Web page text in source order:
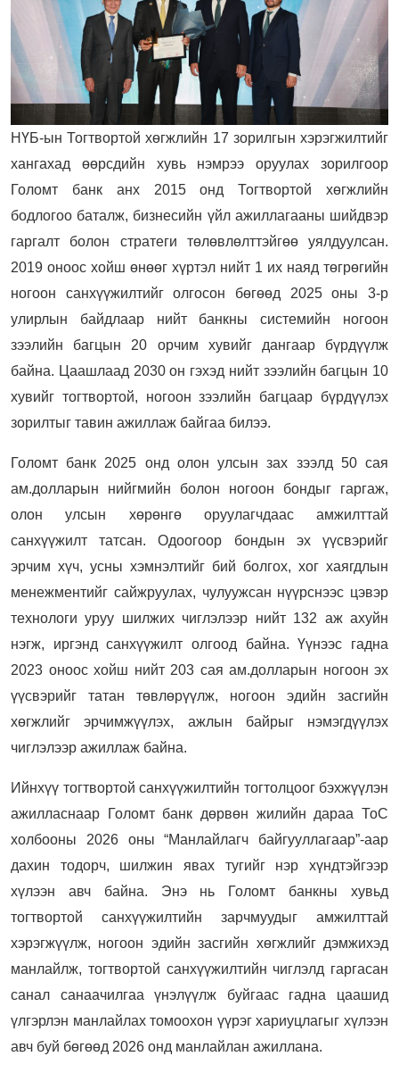
НҮБ-ын Тогтвортой хөгжлийн 17 зорилгын хэрэгжилтийг
хангахад өөрсдийн хувь нэмрээ оруулах зорилгоор
Голомт банк анх 2015 онд Тогтвортой хөгжлийн
бодлогоо баталж, бизнесийн үйл ажиллагааны шийдвэр
гаргалт болон стратеги төлөвлөлттэйгөө уялдуулсан.
2019 оноос хойш өнөөг хүртэл нийт 1 их наяд төгрөгийн
ногоон санхүүжилтийг олгосон бөгөөд 2025 оны 3-р
улирлын байдлаар нийт банкны системийн ногоон
зээлийн багцын 20 орчим хувийг дангаар бүрдүүлж
байна. Цаашлаад 2030 он гэхэд нийт зээлийн багцын 10
хувийг тогтвортой, ногоон зээлийн багцаар бүрдүүлэх
зорилтыг тавин ажиллаж байгаа билээ.
Голомт банк 2025 онд олон улсын зах зээлд 50 сая
ам.долларын нийгмийн болон ногоон бондыг гаргаж,
олон улсын хөрөнгө оруулагчдаас амжилттай
санхүүжилт татсан. Одоогоор бондын эх үүсвэрийг
эрчим хүч, усны хэмнэлтийг бий болгох, хог хаягдлын
менежментийг сайжруулах, чулуужсан нүүрснээс цэвэр
технологи уруу шилжих чиглэлээр нийт 132 аж ахуйн
нэгж, иргэнд санхүүжилт олгоод байна. Үүнээс гадна
2023 оноос хойш нийт 203 сая ам.долларын ногоон эх
үүсвэрийг татан төвлөрүүлж, ногоон эдийн засгийн
хөгжлийг эрчимжүүлэх, ажлын байрыг нэмэгдүүлэх
чиглэлээр ажиллаж байна.
Ийнхүү тогтвортой санхүүжилтийн тогтолцоог бэхжүүлэн
ажилласнаар Голомт банк дөрвөн жилийн дараа ТоС
холбооны 2026 оны “Манлайлагч байгууллагаар”-аар
дахин тодорч, шилжин явах тугийг нэр хүндтэйгээр
хүлээн авч байна. Энэ нь Голомт банкны хувьд
тогтвортой санхүүжилтийн зарчмуудыг амжилттай
хэрэгжүүлж, ногоон эдийн засгийн хөгжлийг дэмжихэд
манлайлж, тогтвортой санхүүжилтийн чиглэлд гаргасан
санал санаачилгаа үнэлүүлж буйгаас гадна цаашид
үлгэрлэн манлайлах томоохон үүрэг хариуцлагыг хүлээн
авч буй бөгөөд 2026 онд манлайлан ажиллана.